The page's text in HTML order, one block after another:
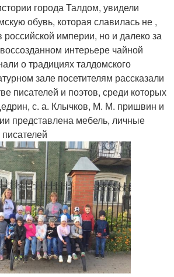
города Талдом, увидели
обувь, которая славилась не ,
российской империи, но и далеко за
интерьере чайной
о традициях талдомского
зале посетителям рассказали
писателей и поэтов, среди которых
с. а. Клычков, М. М. пришвин и
представлена мебель, личные